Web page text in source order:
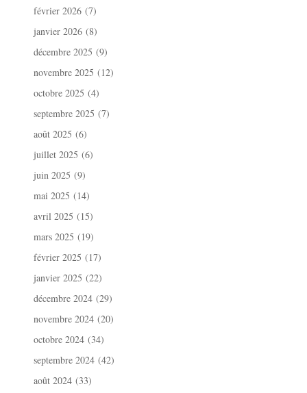
février 2026 (7)
janvier 2026 (8)
décembre 2025 (9)
novembre 2025 (12)
octobre 2025 (4)
septembre 2025 (7)
août 2025 (6)
juillet 2025 (6)
juin 2025 (9)
mai 2025 (14)
avril 2025 (15)
mars 2025 (19)
février 2025 (17)
janvier 2025 (22)
décembre 2024 (29)
novembre 2024 (20)
octobre 2024 (34)
septembre 2024 (42)
août 2024 (33)